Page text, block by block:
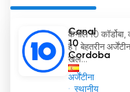
Canal
10
Cordoba
अर्जेंटीना
स्थानीय
कैनाल 10 कॉर्डोबा,
है। बेहतरीन
खेल...